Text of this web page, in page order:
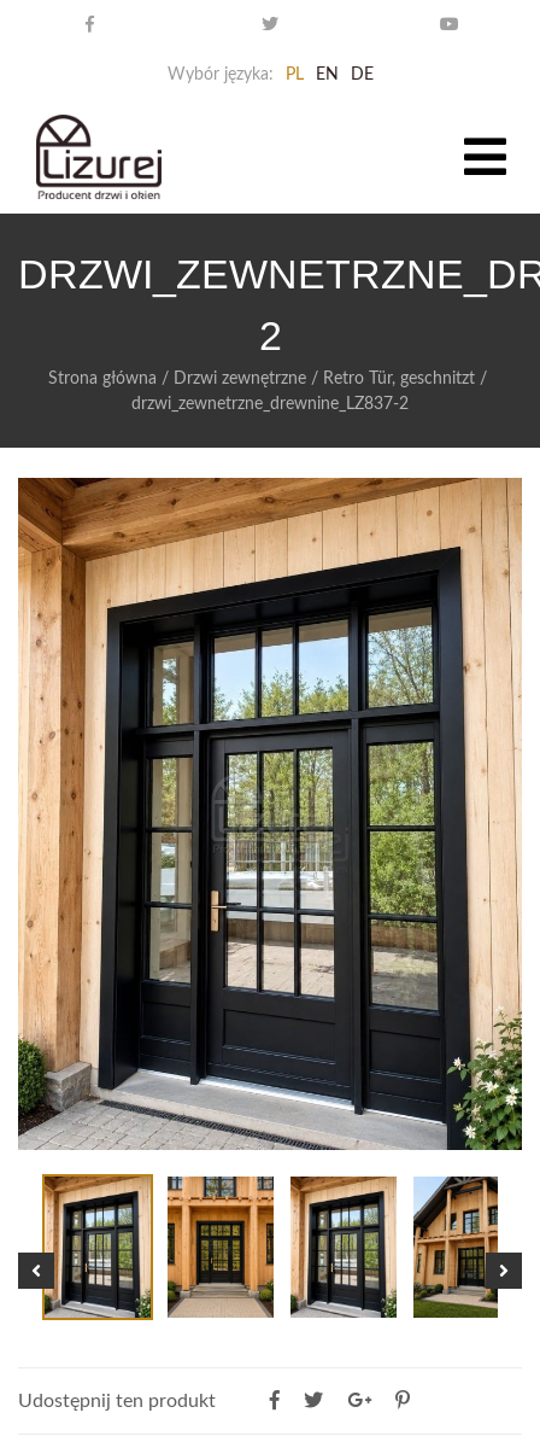
Wybór języka: PL EN DE
2
Strona główna / Drzwi zewnętrzne / Retro Tür, geschnitzt /
drzwi_zewnetrzne_drewnine_LZ837-2
Udostępnij ten produkt